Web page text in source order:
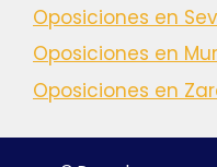
Oposiciones en
Oposiciones en
Oposiciones en